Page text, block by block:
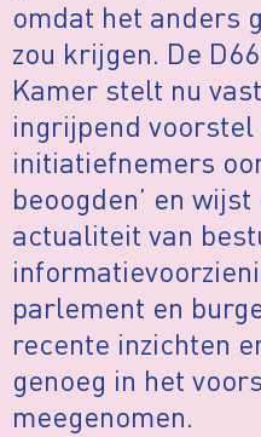
omdat het anders
zou krijgen. De
Kamer stelt nu
ingrijpend
initiatiefnemers
beoogden’ en wijst
actualiteit van
parlement en
recente inzichten
genoeg in het
meegenomen.